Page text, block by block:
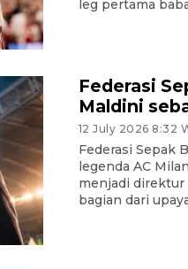
leg pertama
Federasi
Maldini
12 July 2026 8:32
Federasi Sepak
legenda AC
menjadi
bagian dari